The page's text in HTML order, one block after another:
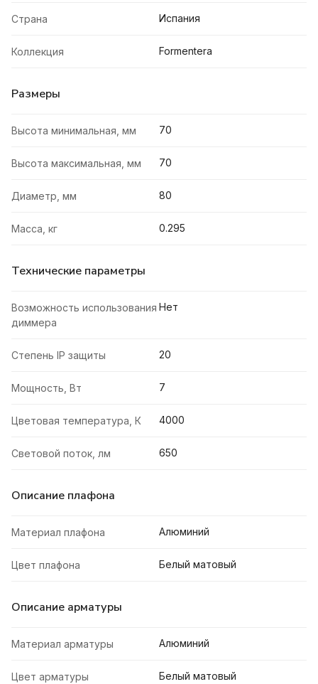
Страна Испания
Коллекция Formentera
Размеры
Высота минимальная, мм 70
Высота максимальная, мм 70
Диаметр, мм 80
Масса, кг 0.295
Технические параметры
Возможность использования
диммера
Нет
Степень IP защиты 20
Мощность, Вт 7
Цветовая температура, К 4000
Световой поток, лм 650
Описание плафона
Материал плафона Алюминий
Цвет плафона Белый матовый
Описание арматуры
Материал арматуры Алюминий
Цвет арматуры Белый матовый